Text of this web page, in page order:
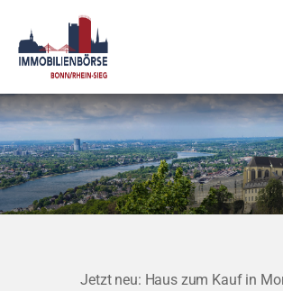
Inhalt
springen
Jetzt neu: Haus zum Kauf in